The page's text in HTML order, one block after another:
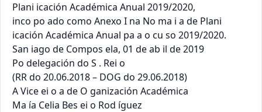
Plani icación Académica Anual 2019/2020,
inco po ado como Anexo I na No ma i a de Plani
icación Académica Anual pa a o cu so 2019/2020.
San iago de Compos ela, 01 de ab il de 2019
Po delegación do S . Rei o
(RR do 20.06.2018 – DOG do 29.06.2018)
A Vice ei o a de O ganización Académica
Ma ía Celia Bes ei o Rod íguez